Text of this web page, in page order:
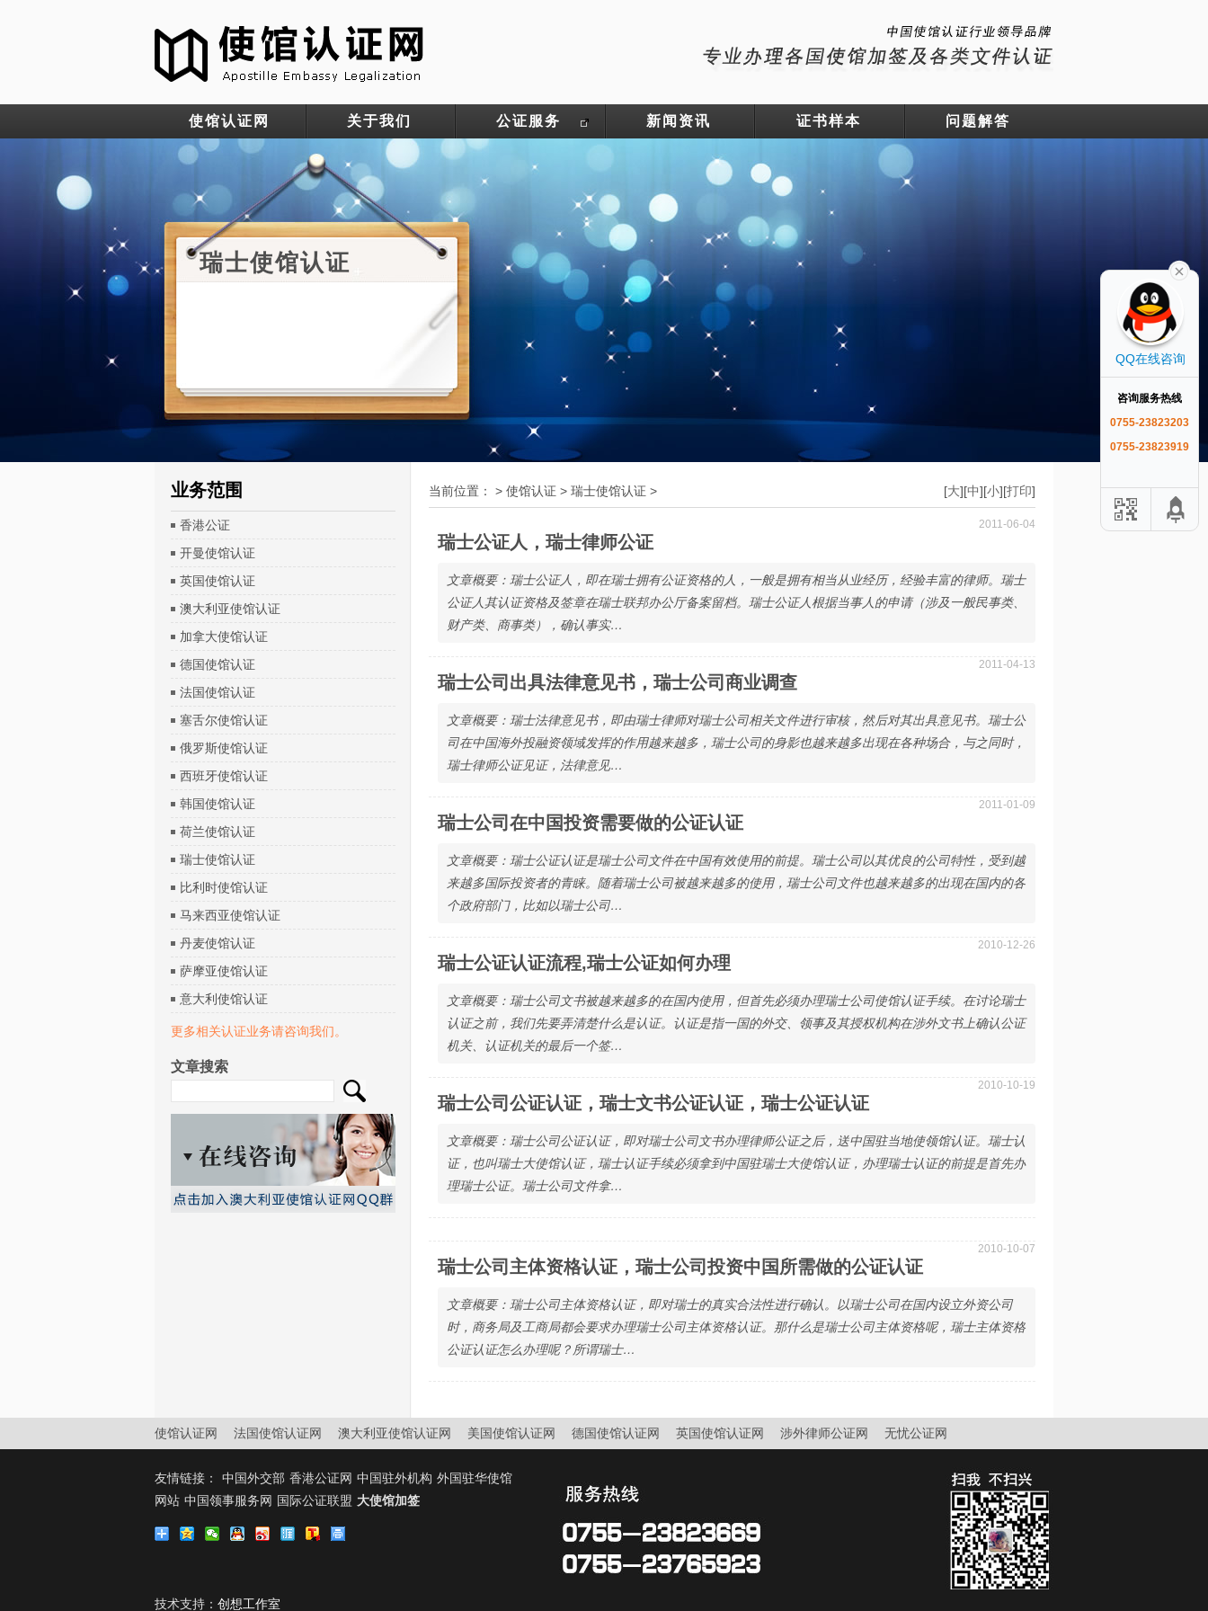
使馆认证网 关于我们 公证服务 新闻资讯 证书样本 问题解答
瑞士使馆认证
业务范围
香港公证
开曼使馆认证
英国使馆认证
澳大利亚使馆认证
加拿大使馆认证
德国使馆认证
法国使馆认证
塞舌尔使馆认证
俄罗斯使馆认证
西班牙使馆认证
韩国使馆认证
荷兰使馆认证
瑞士使馆认证
比利时使馆认证
马来西亚使馆认证
丹麦使馆认证
萨摩亚使馆认证
意大利使馆认证
更多相关认证业务请咨询我们。
文章搜索
当前位置： > 使馆认证 > 瑞士使馆认证 > [大][中][小][打印]
2011-06-04
瑞士公证人，瑞士律师公证
文章概要：瑞士公证人，即在瑞士拥有公证资格的人，一般是拥有相当从业经历，经验丰富的律师。瑞士
公证人其认证资格及签章在瑞士联邦办公厅备案留档。瑞士公证人根据当事人的申请（涉及一般民事类、
财产类、商事类），确认事实…
2011-04-13
瑞士公司出具法律意见书，瑞士公司商业调查
文章概要：瑞士法律意见书，即由瑞士律师对瑞士公司相关文件进行审核，然后对其出具意见书。瑞士公
司在中国海外投融资领域发挥的作用越来越多，瑞士公司的身影也越来越多出现在各种场合，与之同时，
瑞士律师公证见证，法律意见…
2011-01-09
瑞士公司在中国投资需要做的公证认证
文章概要：瑞士公证认证是瑞士公司文件在中国有效使用的前提。瑞士公司以其优良的公司特性，受到越
来越多国际投资者的青睐。随着瑞士公司被越来越多的使用，瑞士公司文件也越来越多的出现在国内的各
个政府部门，比如以瑞士公司…
2010-12-26
瑞士公证认证流程,瑞士公证如何办理
文章概要：瑞士公司文书被越来越多的在国内使用，但首先必须办理瑞士公司使馆认证手续。在讨论瑞士
认证之前，我们先要弄清楚什么是认证。认证是指一国的外交、领事及其授权机构在涉外文书上确认公证
机关、认证机关的最后一个签…
2010-10-19
瑞士公司公证认证，瑞士文书公证认证，瑞士公证认证
文章概要：瑞士公司公证认证，即对瑞士公司文书办理律师公证之后，送中国驻当地使领馆认证。瑞士认
证，也叫瑞士大使馆认证，瑞士认证手续必须拿到中国驻瑞士大使馆认证，办理瑞士认证的前提是首先办
理瑞士公证。瑞士公司文件拿…
2010-10-07
瑞士公司主体资格认证，瑞士公司投资中国所需做的公证认证
文章概要：瑞士公司主体资格认证，即对瑞士的真实合法性进行确认。以瑞士公司在国内设立外资公司
时，商务局及工商局都会要求办理瑞士公司主体资格认证。那什么是瑞士公司主体资格呢，瑞士主体资格
公证认证怎么办理呢？所谓瑞士…
使馆认证网 法国使馆认证网 澳大利亚使馆认证网 美国使馆认证网 德国使馆认证网 英国使馆认证网 涉外律师公证网 无忧公证网
友情链接： 中国外交部 香港公证网 中国驻外机构 外国驻华使馆
网站 中国领事服务网 国际公证联盟 大使馆加签
技术支持： 创想工作室
QQ在线咨询
咨询服务热线
0755-23823203
0755-23823919